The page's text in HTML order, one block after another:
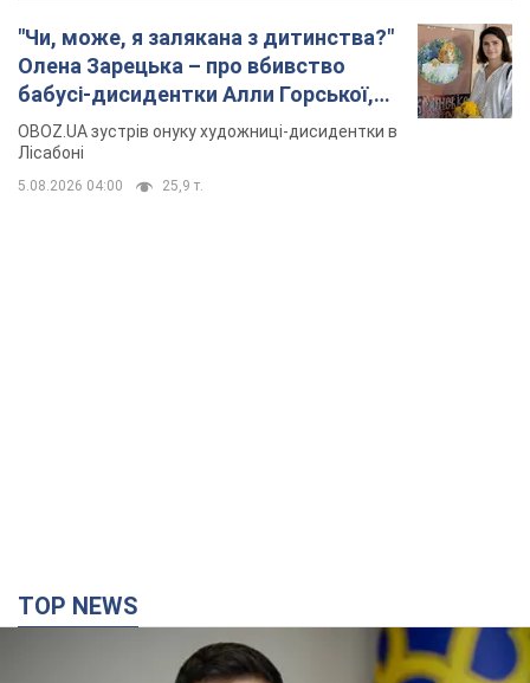
"Чи, може, я залякана з дитинства?"
Олена Зарецька – про вбивство
бабусі-дисидентки Алли Горської,
критику Дмитра Стуса та втечу в
Португалію з 5 дітьми
OBOZ.UA зустрів онуку художниці-дисидентки в
Лісабоні
5.08.2026 04:00 25,9 т.
TOP NEWS